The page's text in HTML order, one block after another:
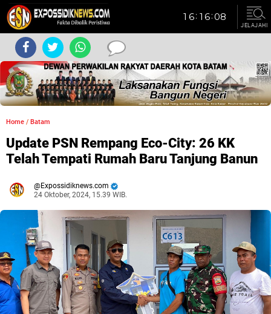
JELAJAHI
Home / Batam
Update PSN Rempang Eco-City: 26 KK
Telah Tempati Rumah Baru Tanjung Banun
Expossidiknews.com
24 Oktober, 2024, 15.39 WIB.